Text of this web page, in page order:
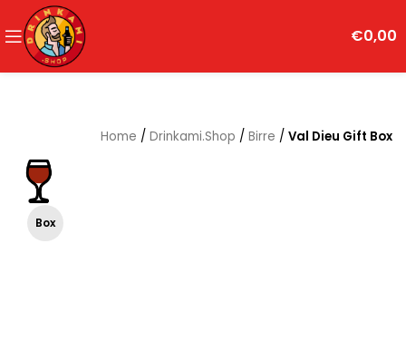
€0,00
Home / Drinkami.Shop / Birre / Val Dieu Gift Box
Box